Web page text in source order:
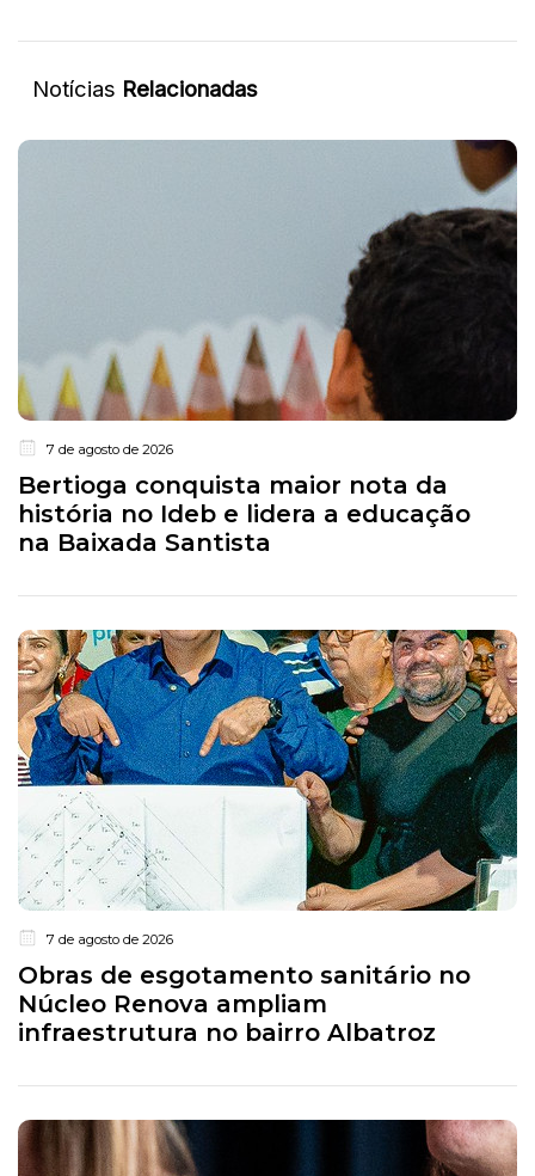
Notícias Relacionadas
7 de agosto de 2026
Bertioga conquista maior nota da
história no Ideb e lidera a educação
na Baixada Santista
7 de agosto de 2026
Obras de esgotamento sanitário no
Núcleo Renova ampliam
infraestrutura no bairro Albatroz